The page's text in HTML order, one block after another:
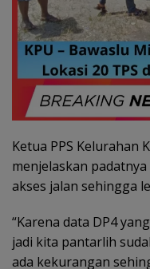
Ketua PPS Kelurahan
menjelaskan
akses jalan sehingga
“Karena data DP4
jadi kita pantarlih
ada kekurangan